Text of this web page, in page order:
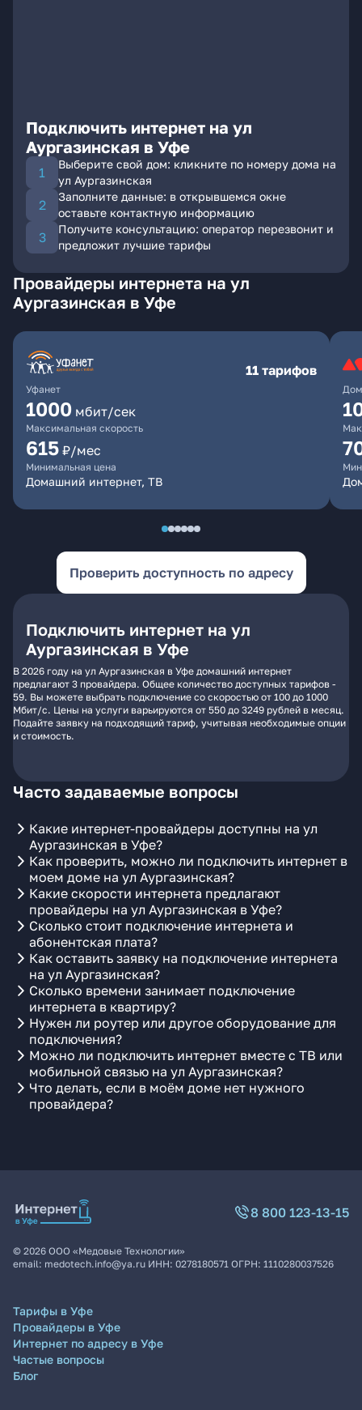
Подключить интернет на ул
Аургазинская в Уфе
Выберите свой дом: кликните по номеру дома на
ул Аургазинская
Заполните данные: в открывшемся окне
оставьте контактную информацию
Получите консультацию: оператор перезвонит и
предложит лучшие тарифы
Провайдеры интернета на ул
Аургазинская в Уфе
Уфанет
11 тарифов
1000 мбит/сек
Максимальная скорость
615 ₽/мес
Минимальная цена
Домашний интернет, ТВ
Проверить доступность по адресу
Подключить интернет на ул
Аургазинская в Уфе
В 2026 году на ул Аургазинская в Уфе домашний интернет
предлагают 3 провайдера. Общее количество доступных тарифов -
59. Вы можете выбрать подключение со скоростью от 100 до 1000
Мбит/с. Цены на услуги варьируются от 550 до 3249 рублей в месяц.
Подайте заявку на подходящий тариф, учитывая необходимые опции
и стоимость.
Часто задаваемые вопросы
Какие интернет-провайдеры доступны на ул
Аургазинская в Уфе?
Как проверить, можно ли подключить интернет в
моем доме на ул Аургазинская?
Какие скорости интернета предлагают
провайдеры на ул Аургазинская в Уфе?
Сколько стоит подключение интернета и
абонентская плата?
Как оставить заявку на подключение интернета
на ул Аургазинская?
Сколько времени занимает подключение
интернета в квартиру?
Нужен ли роутер или другое оборудование для
подключения?
Можно ли подключить интернет вместе с ТВ или
мобильной связью на ул Аургазинская?
Что делать, если в моём доме нет нужного
провайдера?
8 800 123-13-15
© 2026 ООО «Медовые Технологии»
email: medotech.info@ya.ru ИНН: 0278180571 ОГРН: 1110280037526
Тарифы в Уфе
Провайдеры в Уфе
Интернет по адресу в Уфе
Частые вопросы
Блог